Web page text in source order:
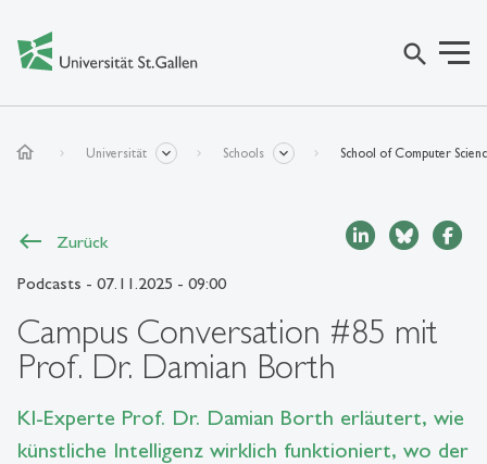
search
home Universität Schools School of Computer
Zurück
Podcasts - 07.11.2025 - 09:00
Campus Conversation #85 mit
Prof. Dr. Damian Borth
KI-Experte Prof. Dr. Damian Borth erläutert, wie
künstliche Intelligenz wirklich funktioniert, wo der